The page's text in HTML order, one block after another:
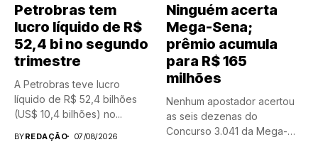
Petrobras tem
lucro líquido de R$
52,4 bi no segundo
trimestre
A Petrobras teve lucro
líquido de R$ 52,4 bilhões
(US$ 10,4 bilhões) no...
BYREDAÇÃO 07/08/2026
Ninguém acerta
Mega-Sena;
prêmio acumula
para R$ 165
milhões
Nenhum apostador acertou
as seis dezenas do
Concurso 3.041 da Mega-